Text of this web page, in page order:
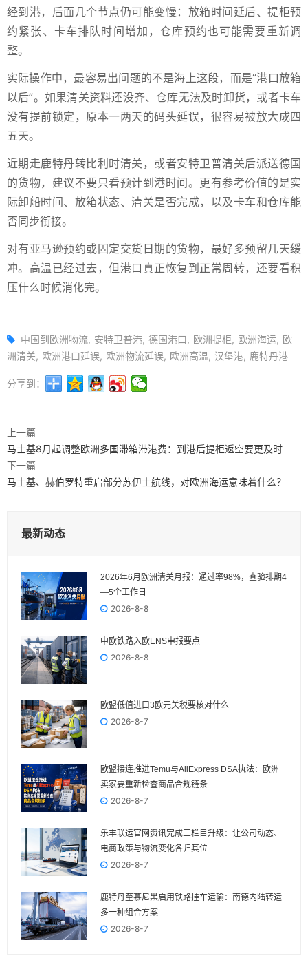
经到港，后面几个节点仍可能变慢：放箱时间延后、提柜预
约紧张、卡车排队时间增加，仓库预约也可能需要重新调
整。
实际操作中，最容易出问题的不是海上这段，而是“港口放箱
以后”。如果清关资料还没齐、仓库无法及时卸货，或者卡车
没有提前锁定，原本一两天的码头延误，很容易被放大成四
五天。
近期走鹿特丹转比利时清关，或者安特卫普清关后派送德国
的货物，建议不要只看预计到港时间。更有参考价值的是实
际卸船时间、放箱状态、清关是否完成，以及卡车和仓库能
否同步衔接。
对有亚马逊预约或固定交货日期的货物，最好多预留几天缓
冲。高温已经过去，但港口真正恢复到正常周转，还要看积
压什么时候消化完。
中国到欧洲物流 安特卫普港 德国港口 欧洲提柜 欧洲海运 欧
洲清关
欧洲港口延误 欧洲物流延误 欧洲高温 汉堡港 鹿特丹港
分享到：
上一篇
马士基8月起调整欧洲多国滞箱滞港费：到港后提柜返空要更及时
下一篇
马士基、赫伯罗特重启部分苏伊士航线，对欧洲海运意味着什么？
最新动态
2026年6月欧洲清关月报：通过率98%，查验排期4
—5个工作日
2026-8-8
中欧铁路入欧ENS申报要点
2026-8-8
欧盟低值进口3欧元关税要核对什么
2026-8-7
欧盟接连推进Temu与AliExpress DSA执法：欧洲
卖家要重新检查商品合规链条
2026-8-7
乐丰联运官网资讯完成三栏目升级：让公司动态、
电商政策与物流变化各归其位
2026-8-7
鹿特丹至慕尼黑启用铁路挂车运输：南德内陆转运
多一种组合方案
2026-8-7